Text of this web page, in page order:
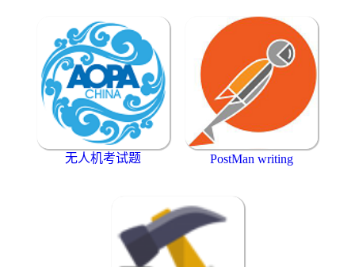
无人机考试题 PostMan writing